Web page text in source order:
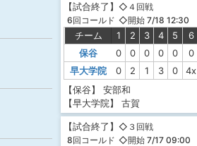
【試合終了】
6回コールド
◇４回戦
◇開始 7/18 12:30
チーム 1 2 3 4 5 6
保谷
0 0 0 0 0 0
早大学院
0 2 1 3 0 4x
【保谷】
安部和
【早大学院】
古賀
【試合終了】
8回コールド
◇３回戦
◇開始 7/17 09:00